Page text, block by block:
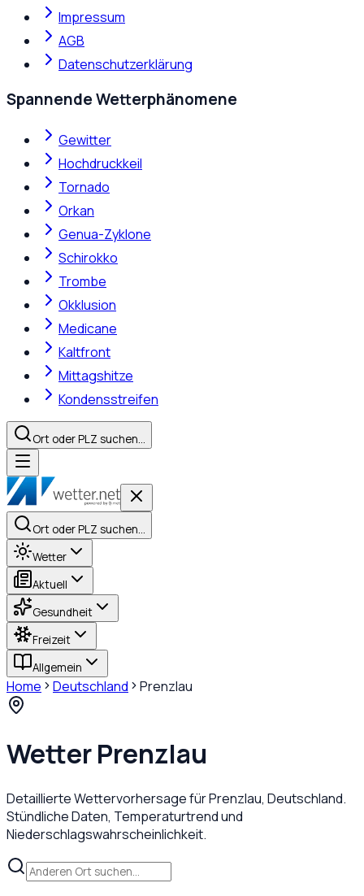
Impressum
AGB
Datenschutzerklärung
Spannende Wetterphänomene
Gewitter
Hochdruckkeil
Tornado
Orkan
Genua-Zyklone
Schirokko
Trombe
Okklusion
Medicane
Kaltfront
Mittagshitze
Kondensstreifen
Ort oder PLZ suchen…
Ort oder PLZ suchen…
Wetter
Aktuell
Gesundheit
Freizeit
Allgemein
Home Deutschland Prenzlau
WetterPrenzlau
Detaillierte Wettervorhersage fürPrenzlau, Deutschland.
Stündliche Daten, Temperaturtrend und
Niederschlagswahrscheinlichkeit.